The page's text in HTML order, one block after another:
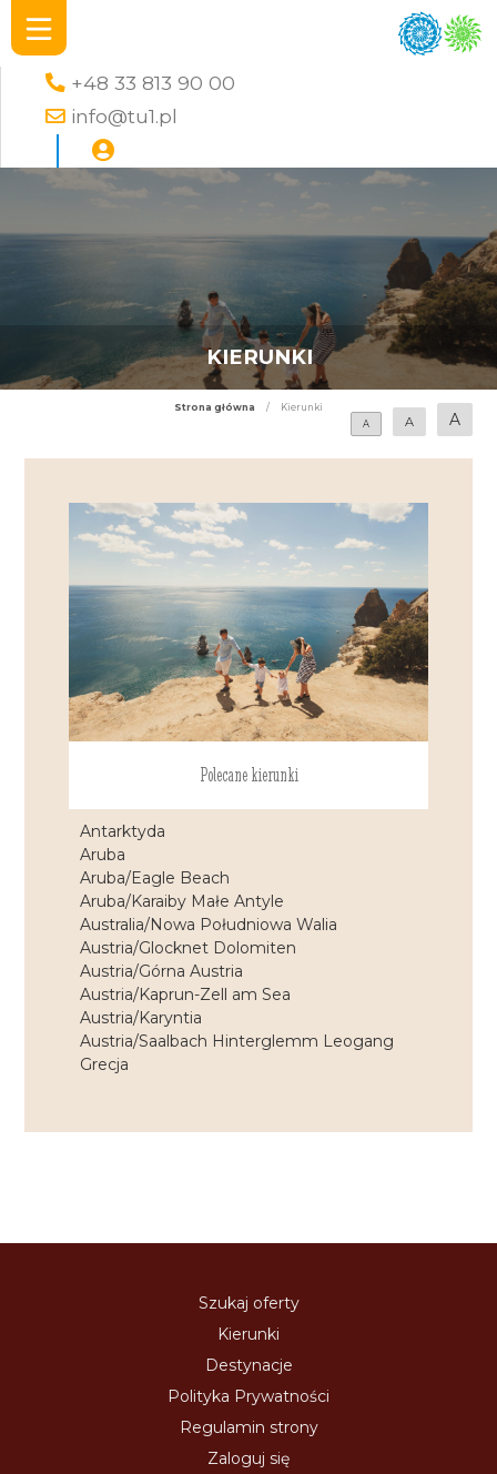
+48 33 813 90 00
info@tu1.pl
KIERUNKI
Strona główna /
Kierunki
A
A A
Polecane kierunki
Antarktyda
Aruba
Aruba/Eagle Beach
Aruba/Karaiby Małe Antyle
Australia/Nowa Południowa Walia
Austria/Glocknet Dolomiten
Austria/Górna Austria
Austria/Kaprun-Zell am Sea
Austria/Karyntia
Austria/Saalbach Hinterglemm Leogang
Grecja
Szukaj oferty
Kierunki
Destynacje
Polityka Prywatności
Regulamin strony
Zaloguj się